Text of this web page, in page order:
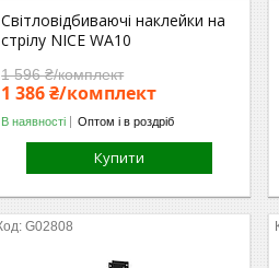
Світловідбиваючі наклейки на
стрілу NICE WA10
1 596 ₴/комплект
1 386 ₴/комплект
В наявності Оптом і в роздріб
Купити
G02808